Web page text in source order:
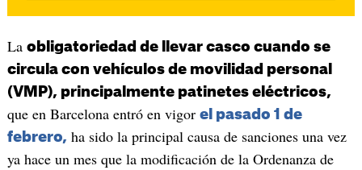
La obligatoriedad de llevar casco cuando se
circula con vehículos de movilidad personal
(VMP), principalmente patinetes eléctricos,
que en Barcelona entró en vigor el pasado 1 de
febrero, ha sido la principal causa de sanciones una vez
ya hace un mes que la modificación de la Ordenanza de